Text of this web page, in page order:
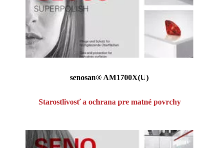
senosan® AM1700X(U)
Starostlivosť a ochrana pre matné povrchy